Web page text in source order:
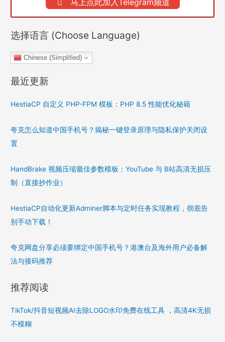
马上点此加入Telegram频道
选择语言 (Choose Language)
Chinese (Simplified)
最近更新
HestiaCP 自定义 PHP-FPM 模板：PHP 8.5 性能优化秘籍
夸克怎么知道中国手机号？揭秘一键登录原理与隐私保护关闭设
置
HandBrake 视频压缩最佳参数模板：YouTube 与 B站高清无损压
制（直接抄作业）
HestiaCP自动化更新Adminer脚本与定时任务实现教程，彻底告
别手动下载！
夸克网盘分享必须要绑定中国手机号？港澳台及海外用户必备解
法与接码推荐
推荐阅读
TikTok/抖音短视频AI去除LOGO水印免费在线工具 ，高清4K无损
不模糊